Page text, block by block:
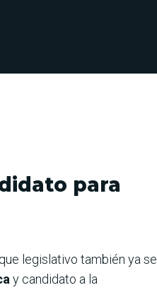
para
legislativo también ya se
y candidato a la